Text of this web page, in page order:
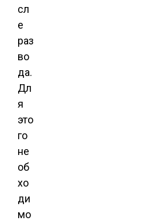
сл
е
раз
во
да.
Дл
я
это
го
не
об
хо
ди
мо